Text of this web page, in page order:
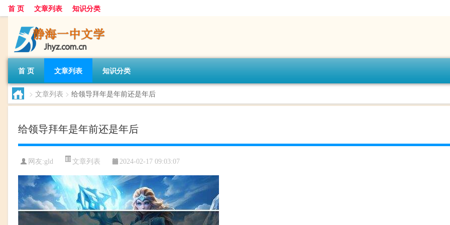
首 页 文章列表 知识分类
首 页 文章列表 知识分类
> 文章列表 > 给领导拜年是年前还是年后
给领导拜年是年前还是年后
网友:gld 文章列表 2024-02-17 09:03:07